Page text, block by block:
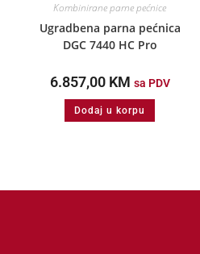
Kombinirane parne pećnice
Ugradbena parna pećnica
DGC 7440 HC Pro
6.857,00 KM sa PDV
Dodaj u korpu